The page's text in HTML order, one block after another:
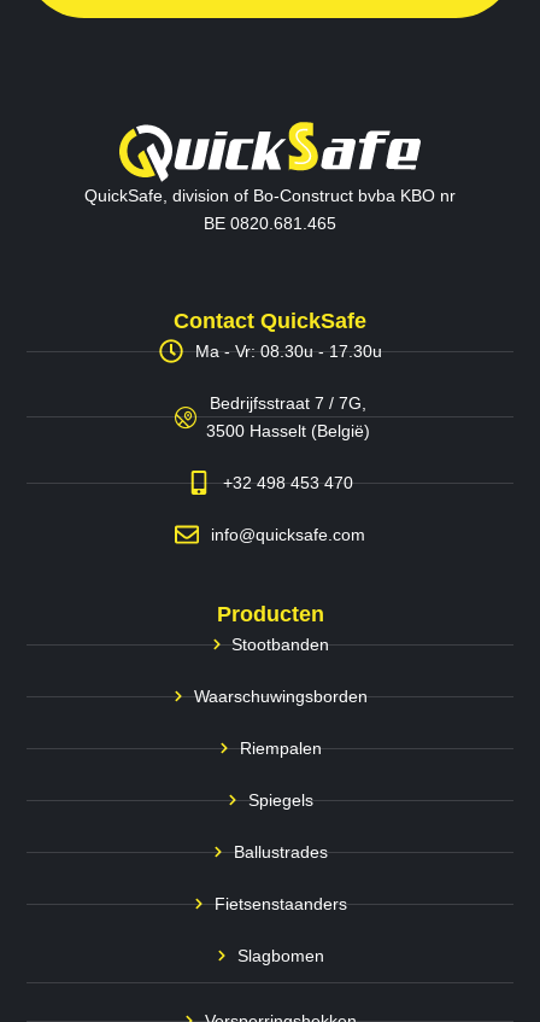
QuickSafe, division of Bo-Construct bvba KBO nr
BE 0820.681.465
Contact QuickSafe
Ma - Vr: 08.30u - 17.30u
Bedrijfsstraat 7 / 7G,
3500 Hasselt (België)
+32 498 453 470
info@quicksafe.com
Producten
Stootbanden
Waarschuwingsborden
Riempalen
Spiegels
Ballustrades
Fietsenstaanders
Slagbomen